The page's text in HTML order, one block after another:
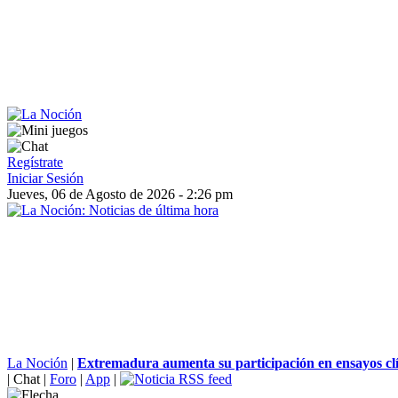
Regístrate
Iniciar Sesión
Jueves, 06 de Agosto de 2026 - 2:26 pm
La Noción | Extremadura aumenta su participación en ensayos
| Chat | Foro | App |